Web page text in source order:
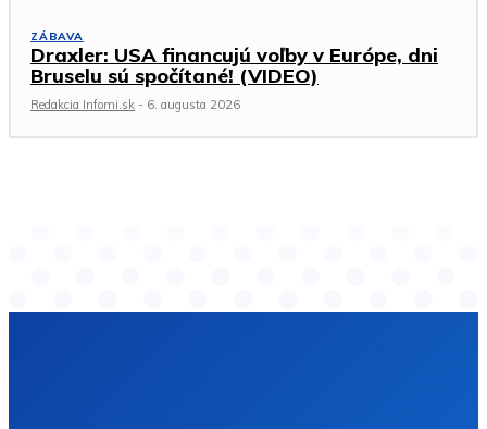
ZÁBAVA
Draxler: USA financujú voľby v Európe, dni
Bruselu sú spočítané! (VIDEO)
Redakcia Infomi.sk - 6. augusta 2026